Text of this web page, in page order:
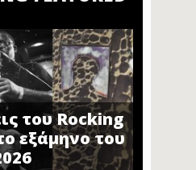
του Rocking
εξάμηνο του